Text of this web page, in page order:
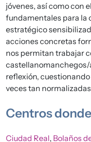
jóvenes, así como con
fundamentales para la
estratégico
acciones concretas
nos permitan trabajar
castellanomanchegos/
reflexión,
veces tan
Centros
Ciudad Real, Bolaños